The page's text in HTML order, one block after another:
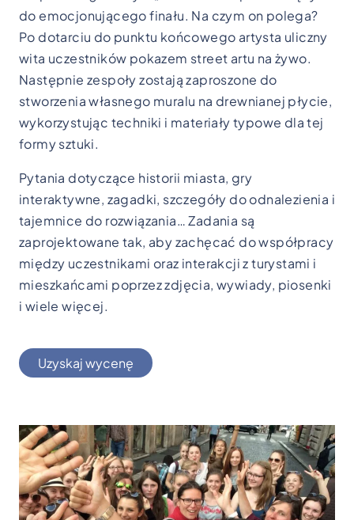
do emocjonującego finału. Na czym on polega?
Po dotarciu do punktu końcowego artysta uliczny
wita uczestników pokazem street artu na żywo.
Następnie zespoły zostają zaproszone do
stworzenia własnego muralu na drewnianej płycie,
wykorzystując techniki i materiały typowe dla tej
formy sztuki.
Pytania dotyczące historii miasta, gry
interaktywne, zagadki, szczegóły do odnalezienia i
tajemnice do rozwiązania… Zadania są
zaprojektowane tak, aby zachęcać do współpracy
między uczestnikami oraz interakcji z turystami i
mieszkańcami poprzez zdjęcia, wywiady, piosenki
i wiele więcej.
Uzyskaj wycenę